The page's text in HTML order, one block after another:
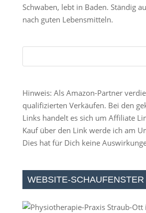
Schwaben, lebt in Baden. Ständig
nach guten Lebensmitteln.
Hinweis: Als Amazon-Partner
qualifizierten Verkäufen. Bei den
Links handelt es sich um Affiliate
Kauf über den Link werde ich am
Dies hat für Dich keine
WEBSITE-SCHAUFENSTER